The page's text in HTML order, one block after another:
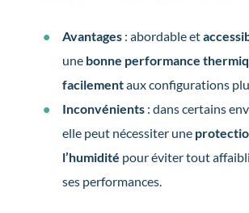
Avantages: abordable et
unebonne performance
facilementaux configurations
Inconvénients: dans certains
elle peut nécessiter une
l’humidité pour éviter tout
ses performances.